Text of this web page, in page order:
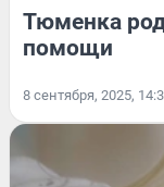
Тюменка
помощи
8 сентября, 2025,